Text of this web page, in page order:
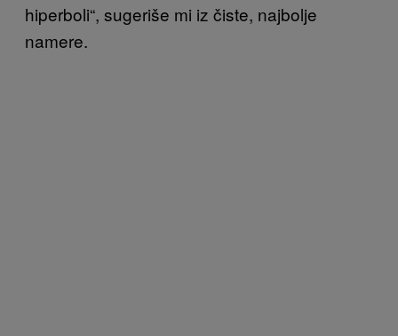
hiperboli“, sugeriše mi iz čiste, najbolje
namere.